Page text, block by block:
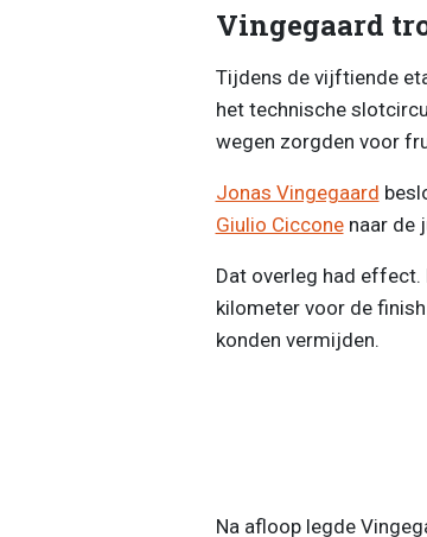
Vingegaard
Tijdens de vijftiende
het technische
wegen zorgden voor
Jonas Vingegaard
Giulio Cicconenaar de
Dat overleg had
kilometer voor de
konden vermijden.
Na afloop legde